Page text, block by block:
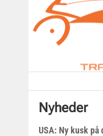
Nyheder
USA: Ny kusk på